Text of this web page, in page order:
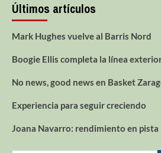
Últimos artículos
Mark Hughes vuelve al Barris Nord
Boogie Ellis completa la línea
No news, good news en Basket
Experiencia para seguir creciendo
Joana Navarro: rendimiento en pista